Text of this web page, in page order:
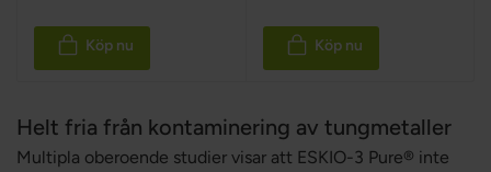
Köp nu Köp nu
Helt fria från kontaminering av tungmetaller
Multipla oberoende studier visar att ESKIO-3 Pure® inte